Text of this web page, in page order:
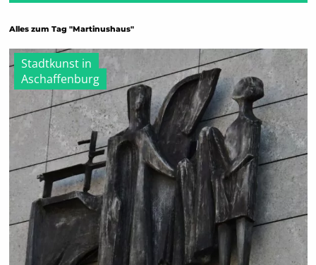
Alles zum Tag "Martinushaus"
Stadtkunst in
Aschaffenburg